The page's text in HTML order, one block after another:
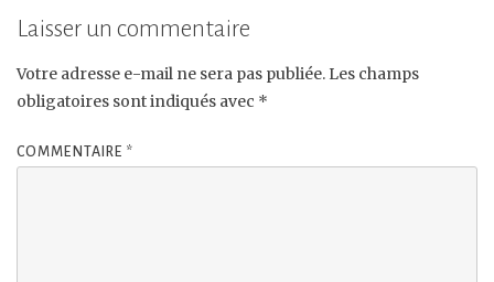
Laisser un commentaire
Votre adresse e-mail ne sera pas publiée. Les champs
obligatoires sont indiqués avec *
COMMENTAIRE *